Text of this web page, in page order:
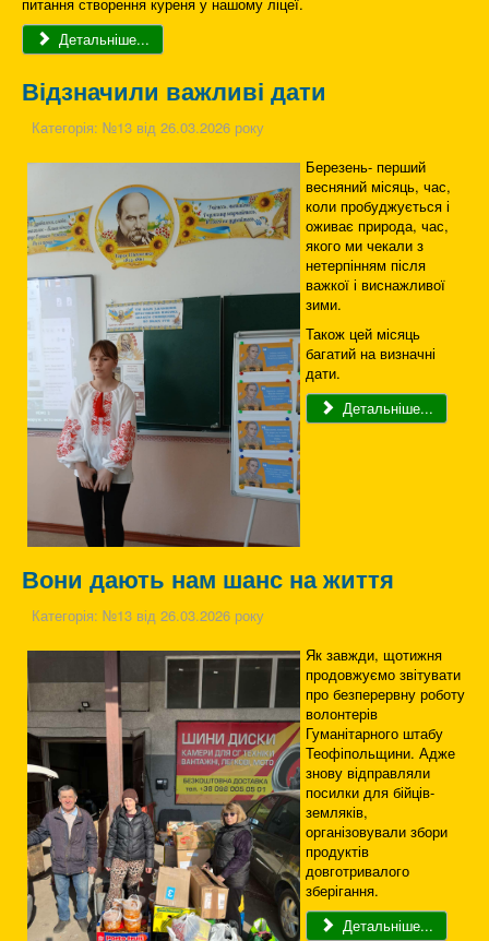
Детальніше...
Відзначили важливі дати
Категорія: №13 від 26.03.2026 року
Березень- перший
весняний місяць, час,
коли пробуджується і
оживає природа, час,
якого ми чекали з
нетерпінням після
важкої і виснажливої
зими.
Також цей місяць
багатий на визначні
дати.
Детальніше...
Вони дають нам шанс на життя
Категорія: №13 від 26.03.2026 року
Як завжди, щотижня
продовжуємо звітувати
про безперервну роботу
волонтерів
Гуманітарного штабу
Теофіпольщини. Адже
знову відправляли
посилки для бійців-
земляків,
організовували збори
продуктів
довготривалого
зберігання.
Детальніше...